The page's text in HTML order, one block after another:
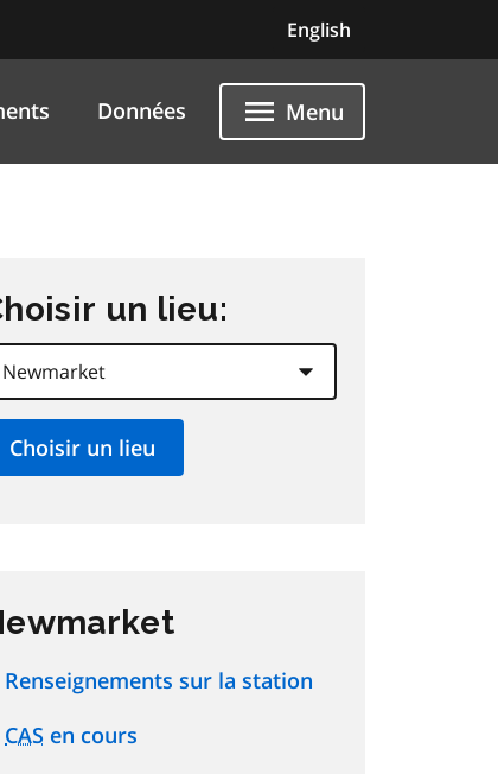
English
Données Menu
un lieu:
Renseignements sur la station
CAS en cours